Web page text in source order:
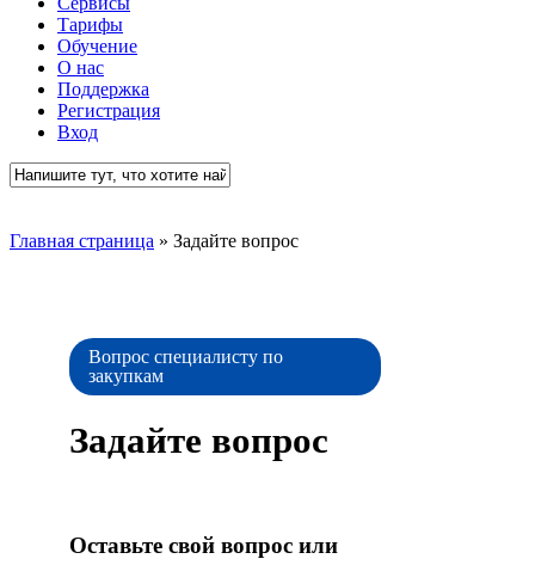
Тарифы
Обучение
О нас
Поддержка
Регистрация
Вход
Главная страница » Задайте вопрос
Вопрос специалисту по
закупкам
Задайте вопрос
Оставьте свой вопрос или